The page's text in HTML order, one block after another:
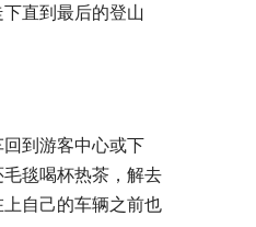
直到最后的登山
到游客中心或下
毯喝杯热茶，解去
自己的车辆之前也